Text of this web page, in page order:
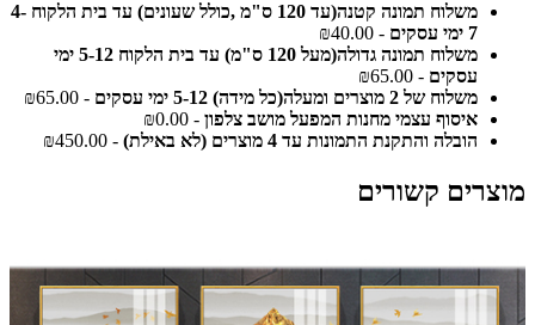
משלוח תמונה קטנה(עד 120 ס"מ ,כולל שעונים) עד בית הלקוח 4-
7 ימי עסקים
- ₪40.00
משלוח תמונה גדולה(מעל 120 ס"מ) עד בית הלקוח 5-12 ימי
עסקים - ₪65.00
משלוח של 2 מוצרים ומעלה(כל מידה) 5-12 ימי עסקים
- ₪65.00
איסוף עצמי מחנות המפעל מושב צלפון - ₪0.00
הובלה והתקנת התמונות עד 4 מוצרים (לא באילת)
- ₪450.00
מוצרים קשורים